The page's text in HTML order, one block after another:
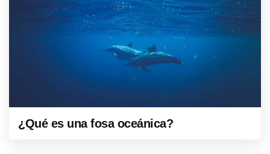
¿Qué es una fosa oceánica?